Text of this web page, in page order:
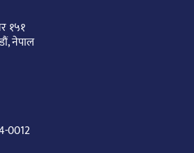
१५१
नेपाल
0012